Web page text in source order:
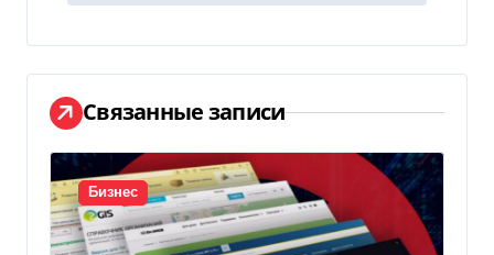
г
а
ц
и
я
Связанные записи
Бизнес